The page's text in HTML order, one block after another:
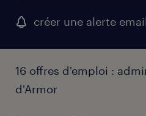
créer une alerte email
16 offres d'emploi :
d'Armor